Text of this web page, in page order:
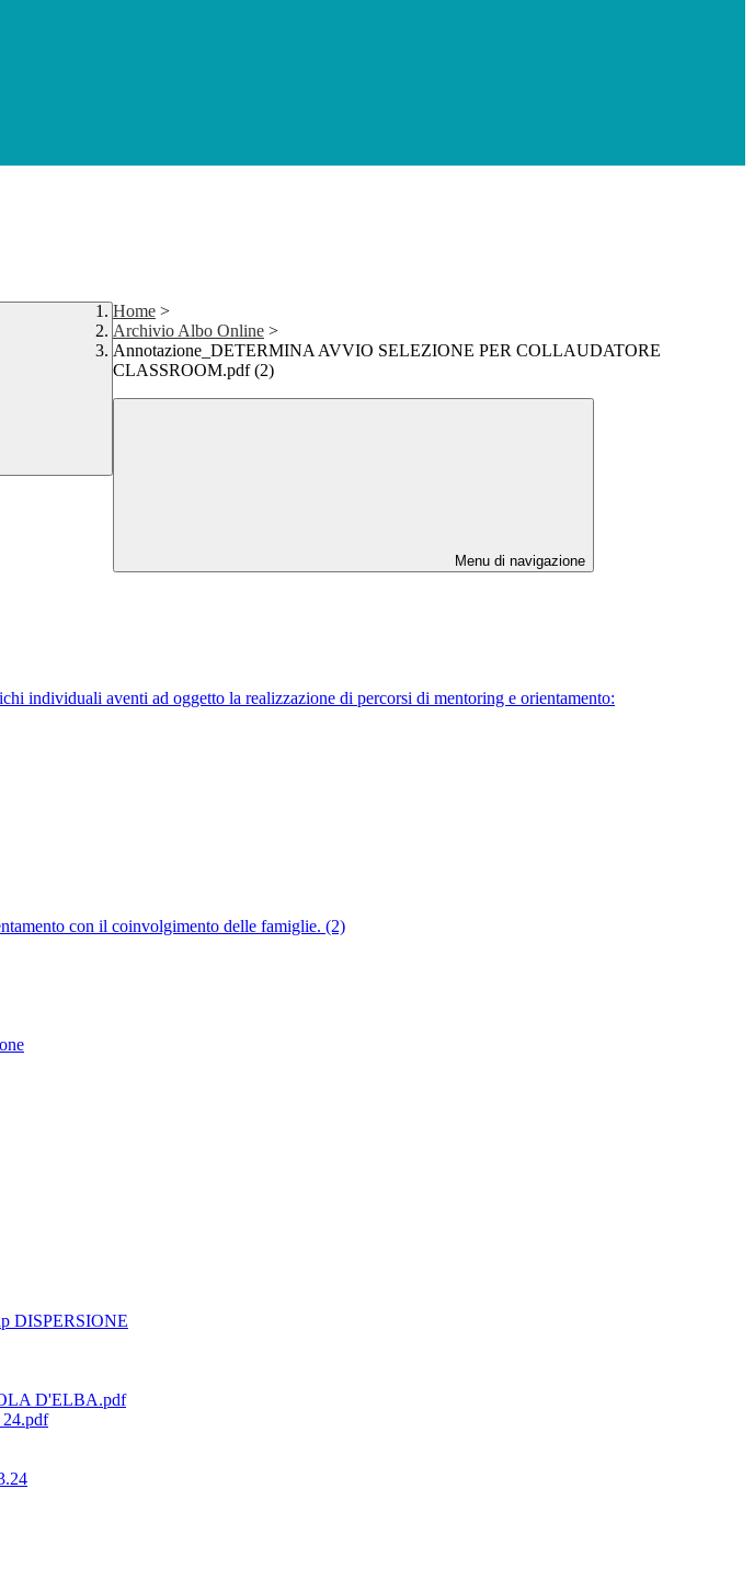
Home >
Archivio Albo Online >
Annotazione_DETERMINA AVVIO SELEZIONE PER COLLAUDATORE
CLASSROOM.pdf (2)
Menu di navigazione
individuali aventi ad oggetto la realizzazione di percorsi di mentoring e orientamento:
con il coinvolgimento delle famiglie. (2)
DISPERSIONE
D'ELBA.pdf
24.pdf